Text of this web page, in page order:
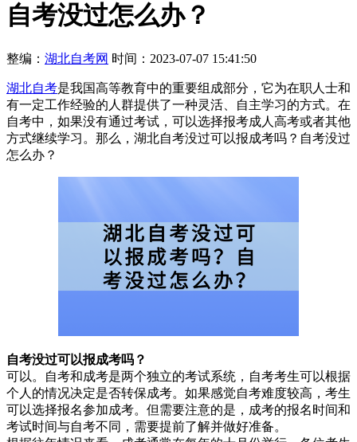
自考没过怎么办？
整编： 湖北自考网 时间：2023-07-07 15:41:50
湖北自考是我国高等教育中的重要组成部分，它为在职人士和
有一定工作经验的人群提供了一种灵活、自主学习的方式。在
自考中，如果没有通过考试，可以选择报考成人高考或者其他
方式继续学习。那么，湖北自考没过可以报成考吗？自考没过
怎么办？
自考没过可以报成考吗？
可以。自考和成考是两个独立的考试系统，自考考生可以根据
个人的情况决定是否转保成考。如果感觉自考难度较高，考生
可以选择报名参加成考。但需要注意的是，成考的报名时间和
考试时间与自考不同，需要提前了解并做好准备。